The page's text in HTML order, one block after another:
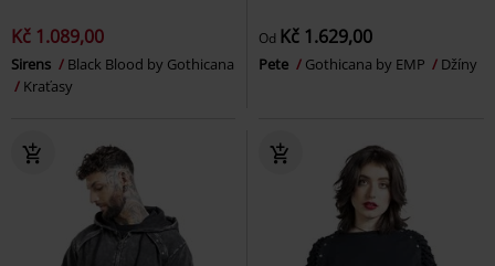
Kč 1.089,00
Sirens
Black Blood by Gothicana
Kraťasy
Od Kč 1.629,00
Pete Gothicana by EMP Džíny